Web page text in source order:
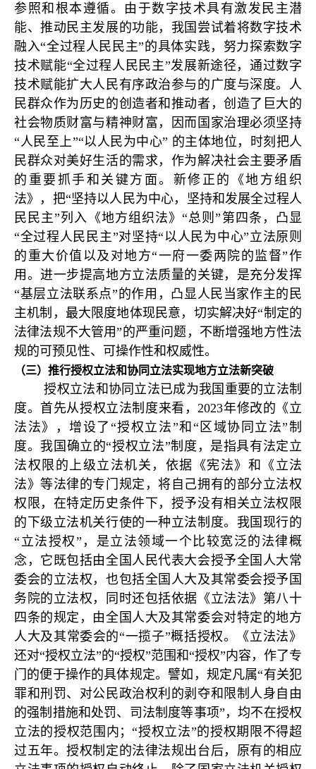
参照和根本遵循。由于数字技术具有激发民主潜
能、推动民主发展的功能，我国尝试着将数字技术
融入“全过程人民民主”的具体实践，努力探索数字
技术赋能“全过程人民民主”发展新途径，通过数字
技术赋能扩大人民有序政治参与的广度与深度。人
民群众作为历史的创造者和推动者，创造了巨大的
社会物质财富与精神财富，因而国家治理必须坚持
“人民至上”“以人民为中心” 的主体地位，时刻把人
民群众对美好生活的需求，作为解决社会主要矛盾
的重要抓手和关键方面。新修正的《地方组织
法》，把“坚持以人民为中心，坚持和发展全过程人
民民主”列入《地方组织法》“总则”第四条，凸显
“全过程人民民主”对坚持“以人民为中心”立法原则
的重大价值以及对地方“一府一委两院的监督”作
用。进一步提高地方立法质量的关键，是充分发挥
“基层立法联系点”的作用，凸显人民当家作主的民
主机制，最大限度地体现民意，切实解决好“制定的
法律法规不大管用”的严重问题，不断增强地方性法
规的可预见性、可操作性和权威性。
（三）推行授权立法和协同立法实现地方立法新突破
授权立法和协同立法已成为我国重要的立法制
度。首先从授权立法制度来看，2023年修改的《立
法法》，增设了“授权立法”和“区域协同立法”制
度。我国确立的“授权立法”制度，是指具有法定立
法权限的上级立法机关，依据《宪法》和《立法
法》等法律的专门规定，将自己拥有的部分立法权
权限，在特定历史条件下，授予没有相关立法权限
的下级立法机关行使的一种立法制度。我国现行的
“立法授权”，是立法领域一个比较宽泛的法律概
念，它既包括由全国人民代表大会授予全国人大常
委会的立法权，也包括全国人大及其常委会授予国
务院的立法权，同时还包括依据《立法法》第八十
四条的规定，由全国人大及其常委会对特定的地方
人大及其常委会的“一揽子”概括授权。《立法法》
还对“授权立法”的“授权”范围和“授权”内容，作了专
门的便于操作的具体规定。譬如，规定凡属“有关犯
罪和刑罚、对公民政治权利的剥夺和限制人身自由
的强制措施和处罚、司法制度等事项”，均不在授权
立法的授权范围内；“授权立法”的授权期限不得超
过五年。授权制定的法律法规出台后，原有的相应